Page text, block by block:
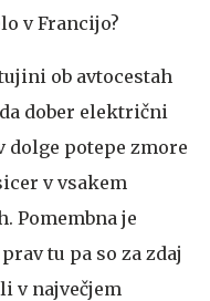
v Francijo?
ob avtocestah
dober električni
potepe zmore
v vsakem
Pomembna je
tu pa so za zdaj
v največjem